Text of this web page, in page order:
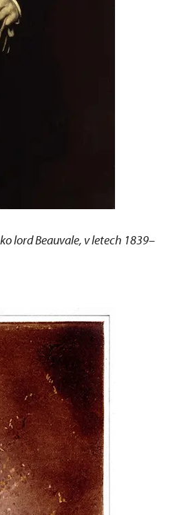
lord Beauvale, v letech 1839–